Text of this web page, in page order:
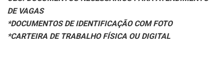
DE VAGAS
*DOCUMENTOS DE IDENTIFICAÇÃO COM FOTO
*CARTEIRA DE TRABALHO FÍSICA OU DIGITAL